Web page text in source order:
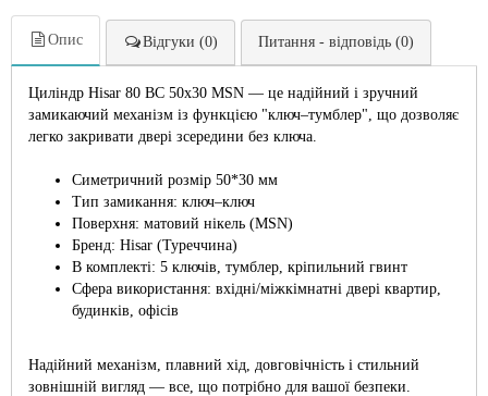
Опис Відгуки (0) Питання - відповідь (0)
Циліндр Hisar 80 ВС 50x30 MSN — це надійний і зручний
замикаючий механізм із функцією "ключ–тумблер", що дозволяє
легко закривати двері зсередини без ключа.
Симетричний розмір 50*30 мм
Тип замикання: ключ–ключ
Поверхня: матовий нікель (MSN)
Бренд: Hisar (Туреччина)
В комплекті: 5 ключів, тумблер, кріпильний гвинт
Сфера використання: вхідні/міжкімнатні двері квартир,
будинків, офісів
Надійний механізм, плавний хід, довговічність і стильний
зовнішній вигляд — все, що потрібно для вашої безпеки.